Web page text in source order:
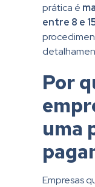
prática é
entre 8 e
Por
uma
Empresas